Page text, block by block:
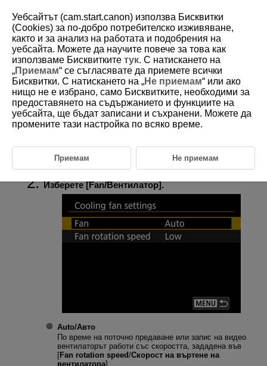
D388-221
Настройки за охлаждащия
вентилатор
Можете да използвате охлаждащия вентилатор, за да отведете
топлината от вътрешността на фотоапарата.
Изберете [ Cooling fan settings/ :Настройки за
охлаждащия вентилатор] (
).
Изберете [Fan/Вентилатор].
Auto/Авто
По време на поточно предаване или запис на видео
вентилаторът работи със скоростта, зададена във
[Fan rotation speed/Скорост на въртене на
вентилатора].
Уебсайтът (cam.start.canon) използва Бисквитки
(Cookies) за по-добро потребителско изживяване,
както и за анализ на работата и подобрения на
уебсайта. Можете да научите повече за това как
използваме Бисквитките тук. С натискането на
„Приемам“ се съгласявате да приемете всички
Бисквитки. С натискането на „Не приемам“ или ако
нищо не е избрано, само Бисквитките, необходими за
предоставянето на съдържанието и функциите на
уебсайта, ще бъдат записани и съхранени. Можете да
промените тази настройка по всяко време.
Приемам Не приемам